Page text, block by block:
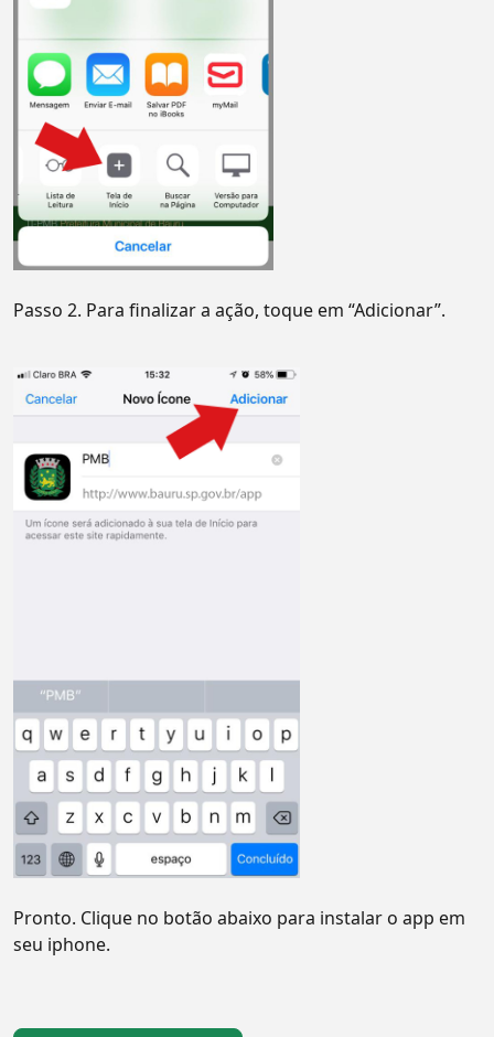
Passo 2. Para finalizar a ação, toque em “Adicionar”.
Pronto. Clique no botão abaixo para instalar o app em
seu iphone.